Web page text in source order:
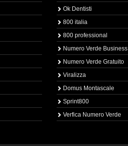
Ok Dentisti
800 italia
800 professional
Numero Verde Business
Numero Verde Gratuito
Viralizza
Domus Montascale
Sprint800
Verfica Numero Verde